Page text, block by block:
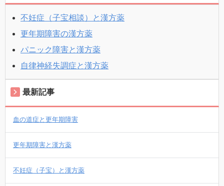
不妊症（子宝相談）と漢方薬
更年期障害の漢方薬
パニック障害と漢方薬
自律神経失調症と漢方薬
最新記事
血の道症と更年期障害
更年期障害と漢方薬
不妊症（子宝）と漢方薬